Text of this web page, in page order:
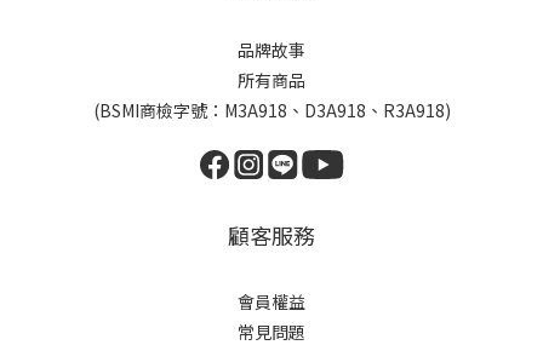
品牌故事
所有商品
(BSMI商檢字號：M3A918、D3A918、R3A918)
顧客服務
會員權益
常見問題